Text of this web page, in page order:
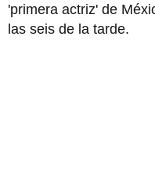
'primera actriz' de
las seis de la tarde.